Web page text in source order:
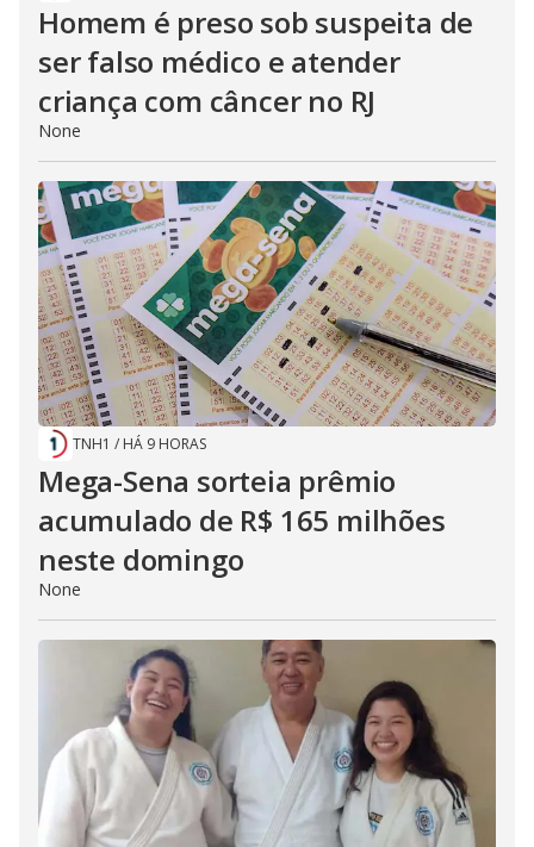
Homem é preso sob suspeita de
ser falso médico e atender
criança com câncer no RJ
None
TNH1 / HÁ 9 HORAS
Mega-Sena sorteia prêmio
acumulado de R$ 165 milhões
neste domingo
None